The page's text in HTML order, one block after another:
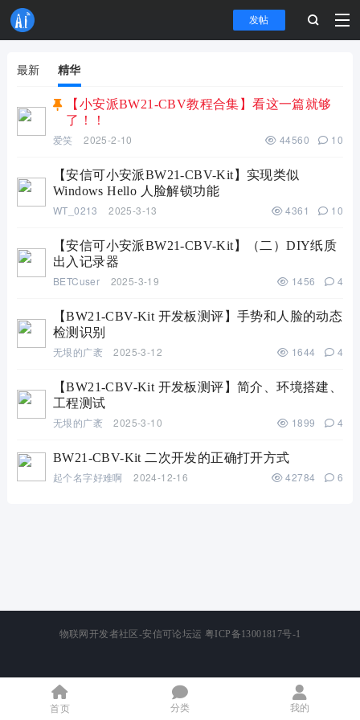
发帖
最新 精华
【小安派BW21-CBV教程合集】看这一篇就够
了！！
爱笑
2025-2-10 44560 10
【安信可小安派BW21-CBV-Kit】实现类似
Windows Hello 人脸解锁功能
WT_0213
2025-3-13 4361 10
【安信可小安派BW21-CBV-Kit】（二）DIY纸质
出入记录器
BETCuser
2025-3-19 1456 4
【BW21-CBV-Kit 开发板测评】手势和人脸的动态
检测识别
无垠的广袤
2025-3-12 1644 4
【BW21-CBV-Kit 开发板测评】简介、环境搭建、
工程测试
无垠的广袤
2025-3-10 1899 4
BW21-CBV-Kit 二次开发的正确打开方式
起个名字好难啊
2024-12-16 42784 6
首页 分类 我的
物联网开发者社区-安信可论坛运 粤ICP备13001817号-1